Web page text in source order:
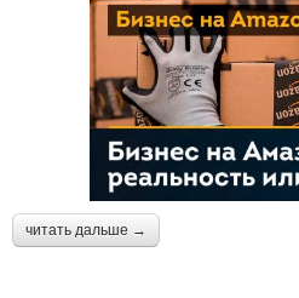
читать дальше →